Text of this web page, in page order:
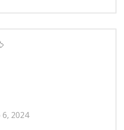
2024